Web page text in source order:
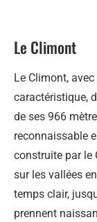
Le Climont
Le Climont,
caractéristique,
de ses 966
reconnaissable
construite par le
sur les vallées
temps clair,
prennent